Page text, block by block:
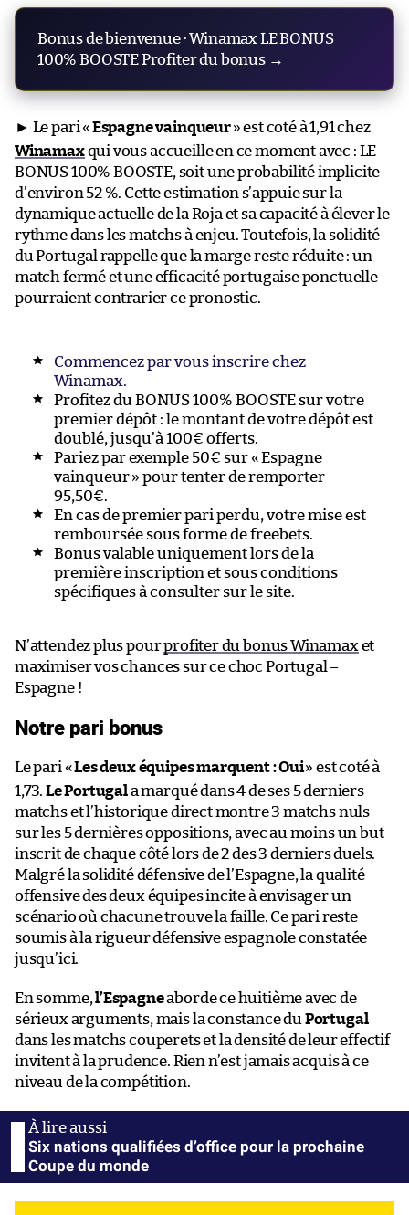
Bonus de bienvenue · Winamax LE BONUS
100% BOOSTE Profiter du bonus →
► Le pari «Espagne vainqueur» est coté à 1,91 chez
Winamaxqui vous accueille en ce moment avec : LE
BONUS 100% BOOSTE, soit une probabilité implicite
d’environ 52 %. Cette estimation s’appuie sur la
dynamique actuelle de la Roja et sa capacité à élever le
rythme dans les matchs à enjeu. Toutefois, la solidité
du Portugal rappelle que la marge reste réduite : un
match fermé et une efficacité portugaise ponctuelle
pourraient contrarier ce pronostic.
Commencez par vous inscrire chez
Winamax.
Profitez du BONUS 100% BOOSTE sur votre
premier dépôt : le montant de votre dépôt est
doublé, jusqu’à 100€ offerts.
Pariez par exemple 50€ sur «Espagne
vainqueur » pour tenter de remporter
95,50€.
En cas de premier pari perdu, votre mise est
remboursée sous forme de freebets.
Bonus valable uniquement lors de la
première inscription et sous conditions
spécifiques à consulter sur le site.
N’attendez plus pourprofiter du bonus Winamax et
maximiser vos chances sur ce choc Portugal –
Espagne !
Notre pari bonus
Le pari «Les deux équipes marquent : Oui» est coté à
1,73. Le Portugala marqué dans 4 de ses 5 derniers
matchs et l’historique direct montre 3 matchs nuls
sur les 5 dernières oppositions, avec au moins un but
inscrit de chaque côté lors de 2 des 3 derniers duels.
Malgré la solidité défensive de l’Espagne, la qualité
offensive des deux équipes incite à envisager un
scénario où chacune trouve la faille. Ce pari reste
soumis à la rigueur défensive espagnole constatée
jusqu’ici.
En somme,l’Espagneaborde ce huitième avec de
sérieux arguments, mais la constance du Portugal
dans les matchs couperets et la densité de leur effectif
invitent à la prudence. Rien n’est jamais acquis à ce
niveau de la compétition.
Six nations qualifiées d’office pour la prochaine
Coupe du monde